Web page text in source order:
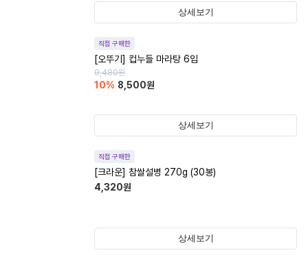
상세보기
직접 구매한
[오뚜기] 컵누들 마라탕 6입
9,480원
10% 8,500원
상세보기
직접 구매한
[크라운] 참쌀설병 270g (30봉)
4,320원
상세보기